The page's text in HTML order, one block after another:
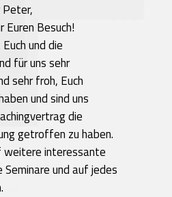
Euren Besuch!
und die
für uns sehr
sehr froh, Euch
und sind uns
die
getroffen zu haben.
weitere interessante
Seminare und auf jedes